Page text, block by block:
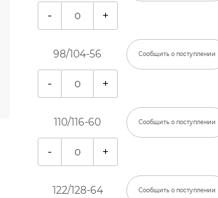
- +
98/104-56 Сообщить о поступлении
- +
110/116-60 Сообщить о поступлении
- +
122/128-64 Сообщить о поступлении